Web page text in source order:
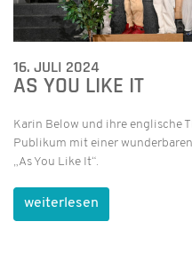
16. JULI 2024
AS YOU LIKE IT
Karin Below und ihre englische
Publikum mit einer
„As You Like It“.
weiterlesen